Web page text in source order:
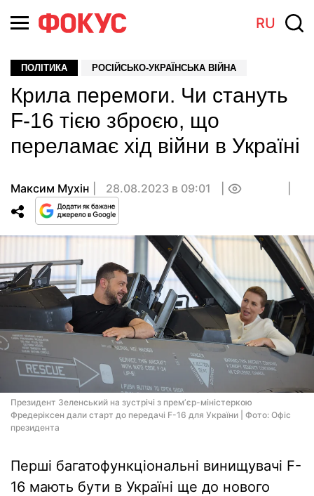
RU
ПОЛІТИКА РОСІЙСЬКО-УКРАЇНСЬКА ВІЙНА
Крила перемоги. Чи стануть
F-16 тією зброєю, що
переламає хід війни в Україні
Максим Мухін 28.08.2023 в 09:01
Президент Зеленський на зустрічі з премʼєр-міністеркою
Фредеріксен дали старт до передачі F-16 для України | Фото: Офіс
президента
Перші багатофункціональні винищувачі F-
16 мають бути в Україні ще до нового